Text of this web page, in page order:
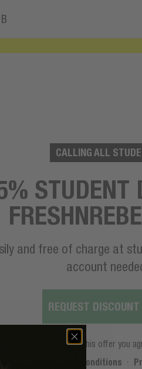
CALLING ALL
STUDENT
and free of charge at
account
REQUEST DISCOUNT
By using this offer you
Terms and Conditions ·